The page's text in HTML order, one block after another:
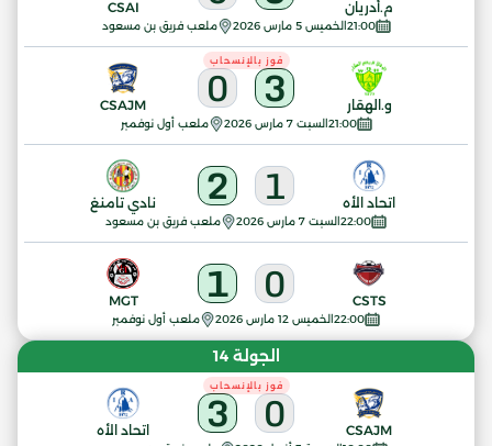
21:00الخميس 5 مارس 2026 ملعب فريق بن مسعود
م.أدريان CSAI
21:00السبت 7 مارس 2026 ملعب أول نوفمبر
و.الهقار 3
0
فوز بالإنسحاب
CSAJM
22:00السبت 7 مارس 2026 ملعب فريق بن مسعود
اتحاد الأه 1
2 نادي تامنغ
22:00الخميس 12 مارس 2026 ملعب أول نوفمبر
CSTS
0
1
MGT
الجولة 14
CSAJM
0
3
فوز بالإنسحاب
اتحاد الأه